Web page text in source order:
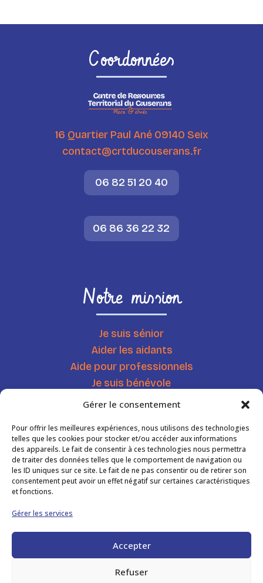
Gérer le consentement
Pour offrir les meilleures expériences, nous utilisons des technologies
telles que les cookies pour stocker et/ou accéder aux informations
des appareils. Le fait de consentir à ces technologies nous permettra
de traiter des données telles que le comportement de navigation ou
les ID uniques sur ce site. Le fait de ne pas consentir ou de retirer son
consentement peut avoir un effet négatif sur certaines caractéristiques
et fonctions.
Gérer les services
Accepter
Refuser
Coordonnées
16 Quartier Paul Ané 09140 Seix
contact@crtducouserans.fr
06 82 51 20 40
06 86 36 22 32
Notre mission
Je suis sénior
Aider les aidants
Aide pour professionnels
Je suis bénévole
Chercher une ressource
Actualités
Informations
Politique de confidentialité
Contactez-nous